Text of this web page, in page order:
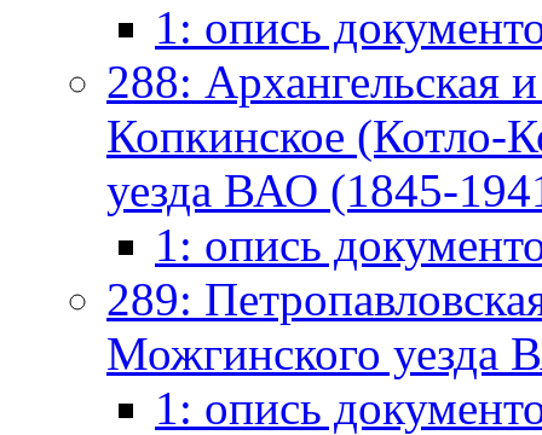
1: опись
288: Архангельская
Копкинское (Котло-
уезда ВАО (1845-
1: опись
289:
Можгинского уезда
1: опись